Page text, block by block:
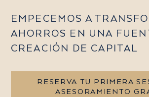
EMPECEMOS A
AHORROS EN UNA
CREACIÓN DE CAPITAL
RESERVA TU PRIMERA
ASESORAMIENTO